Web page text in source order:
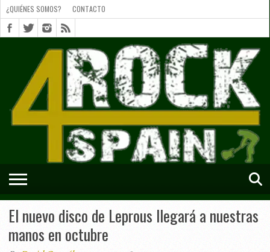
SOMOS?
CONTACTO
SHORTS
¿QUIÉNES SOMOS? CONTACTO
El nuevo disco de Leprous llegará a nuestras
manos en octubre